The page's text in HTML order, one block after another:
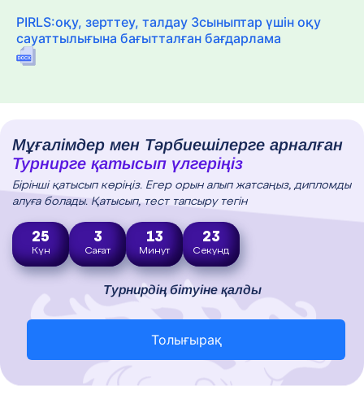
PIRLS:оқу, зерттеу, талдау 3сыныптар үшін оқу
сауаттылығына бағытталған бағдарлама
Мұғалімдер мен Тәрбиешілерге арналған
Турнирге қатысып үлгеріңіз
Бірінші қатысып көріңіз. Егер орын алып жатсаңыз, дипломды
алуға болады. Қатысып, тест тапсыру тегін
25
Күн
3
Сағат
13
Минут
22
Секунд
Турнирдің бітуіне қалды
Толығырақ